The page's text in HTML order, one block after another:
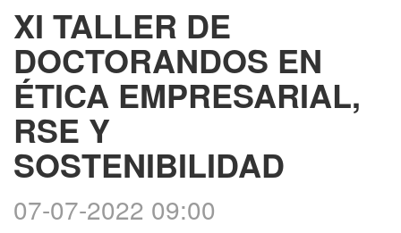
XI TALLER DE
DOCTORANDOS EN
ÉTICA EMPRESARIAL,
RSE Y
SOSTENIBILIDAD
07-07-2022 09:00